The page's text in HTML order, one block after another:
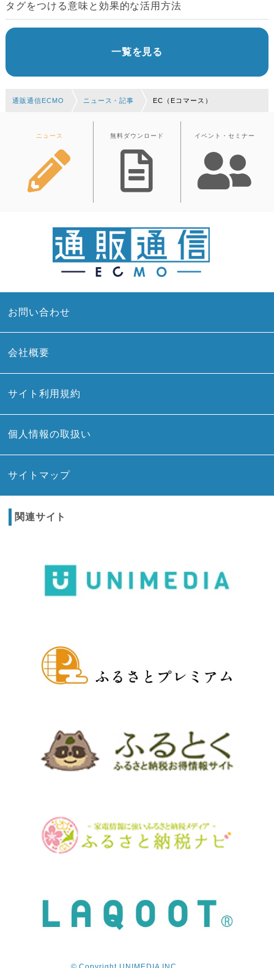
タグをつける意味と効果的な活用方法
一覧を見る
通販通信ECMO ニュース・記事 EC（Eコマース）
ニュース 無料ダウンロード イベント・セミナー
お問い合わせ
会社概要
サイト利用規約
個人情報の取扱い
サイトマップ
関連サイト